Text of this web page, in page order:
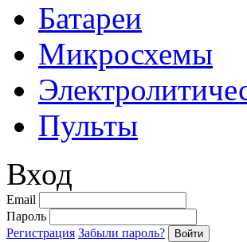
Батареи
Микросхемы
Пульты
Вход
Email
Пароль
Регистрация Забыли пароль?